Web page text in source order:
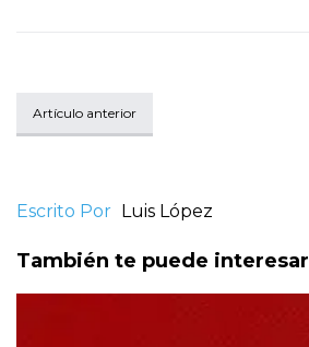
Artículo anterior
Escrito Por Luis López
También te puede interesar